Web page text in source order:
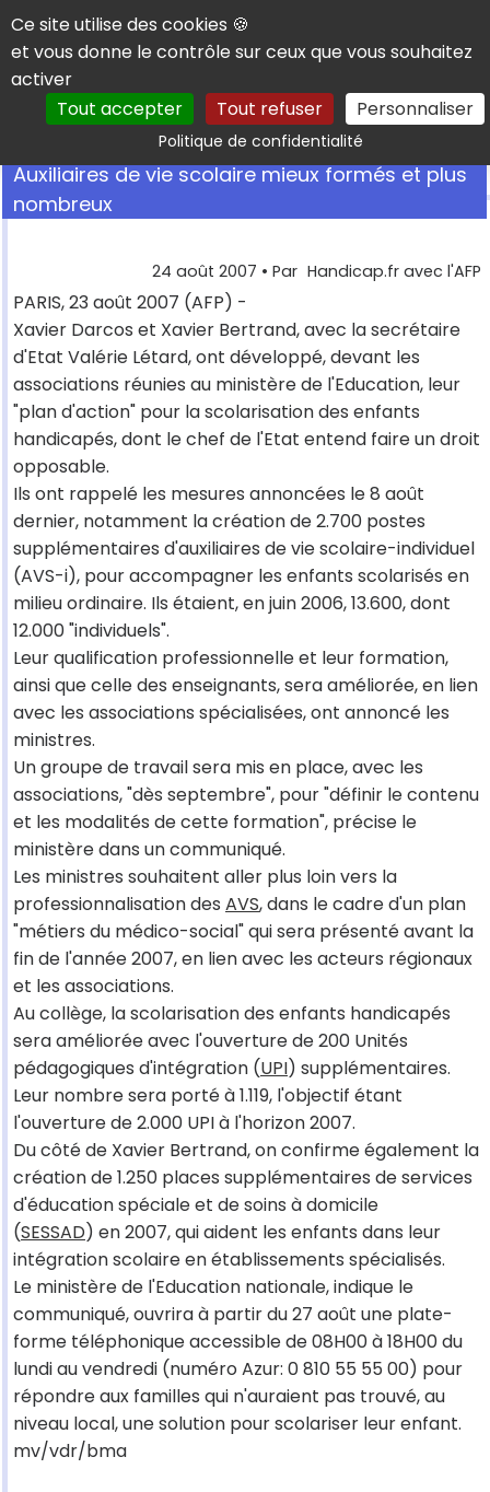
Panneau de gestion des cookies
Ce site utilise des cookies 🍪
et vous donne le contrôle sur ceux que vous souhaitez
activer
Tout accepter
Tout refuser Personnaliser
Politique de confidentialitéRechercher
Auxiliaires de vie scolaire mieux formés et plus
nombreux
24 août 2007 • Par Handicap.fr avec l'AFP
PARIS, 23 août 2007 (AFP) -
Xavier Darcos et Xavier Bertrand, avec la secrétaire
d'Etat Valérie Létard, ont développé, devant les
associations réunies au ministère de l'Education, leur
"plan d'action" pour la scolarisation des enfants
handicapés, dont le chef de l'Etat entend faire un droit
opposable.
Ils ont rappelé les mesures annoncées le 8 août
dernier, notamment la création de 2.700 postes
supplémentaires d'auxiliaires de vie scolaire-individuel
(AVS-i), pour accompagner les enfants scolarisés en
milieu ordinaire. Ils étaient, en juin 2006, 13.600, dont
12.000 "individuels".
Leur qualification professionnelle et leur formation,
ainsi que celle des enseignants, sera améliorée, en lien
avec les associations spécialisées, ont annoncé les
ministres.
Un groupe de travail sera mis en place, avec les
associations, "dès septembre", pour "définir le contenu
et les modalités de cette formation", précise le
ministère dans un communiqué.
Les ministres souhaitent aller plus loin vers la
professionnalisation des AVS, dans le cadre d'un plan
"métiers du médico-social" qui sera présenté avant la
fin de l'année 2007, en lien avec les acteurs régionaux
et les associations.
Au collège, la scolarisation des enfants handicapés
sera améliorée avec l'ouverture de 200 Unités
pédagogiques d'intégration (UPI) supplémentaires.
Leur nombre sera porté à 1.119, l'objectif étant
l'ouverture de 2.000 UPI à l'horizon 2007.
Du côté de Xavier Bertrand, on confirme également la
création de 1.250 places supplémentaires de services
d'éducation spéciale et de soins à domicile
(SESSAD) en 2007, qui aident les enfants dans leur
intégration scolaire en établissements spécialisés.
Le ministère de l'Education nationale, indique le
communiqué, ouvrira à partir du 27 août une plate-
forme téléphonique accessible de 08H00 à 18H00 du
lundi au vendredi (numéro Azur: 0 810 55 55 00) pour
répondre aux familles qui n'auraient pas trouvé, au
niveau local, une solution pour scolariser leur enfant.
mv/vdr/bma